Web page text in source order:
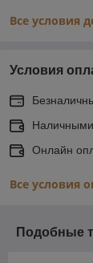
Все условия
Условия
Наличными
Онлайн
Все условия
Подобные